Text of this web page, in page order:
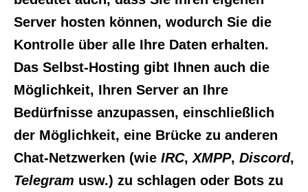
Server hosten können, wodurch Sie die
Kontrolle über alle Ihre Daten erhalten.
Das Selbst-Hosting gibt Ihnen auch die
Möglichkeit, Ihren Server an Ihre
Bedürfnisse anzupassen, einschließlich
der Möglichkeit, eine Brücke zu anderen
Chat-Netzwerken (wie IRC, XMPP, Discord,
Telegram usw.) zu schlagen oder Bots zu